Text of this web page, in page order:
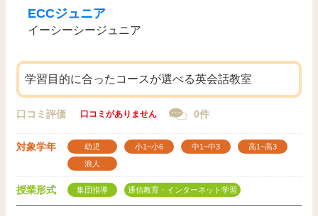
ECCジュニア
イーシーシージュニア
学習目的に合ったコースが選べる英会話教室
口コミ評価 口コミがありません 0件
対象学年 幼児 小1~小6 中1~中3
高1~高3
浪人
授業形式 集団指導 通信教育・インターネット学習